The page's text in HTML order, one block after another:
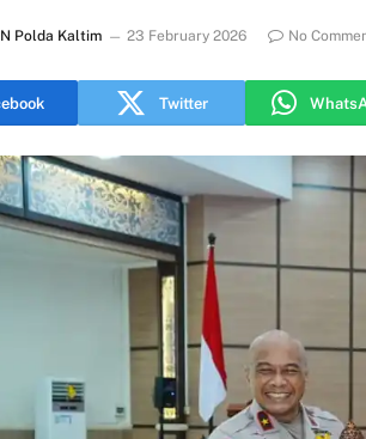
Polda Kaltim 23 February 2026 No
Twitter